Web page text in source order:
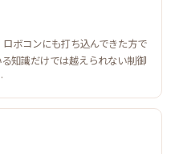
ボコンにも打ち込んできた方で
知識だけでは越えられない制御